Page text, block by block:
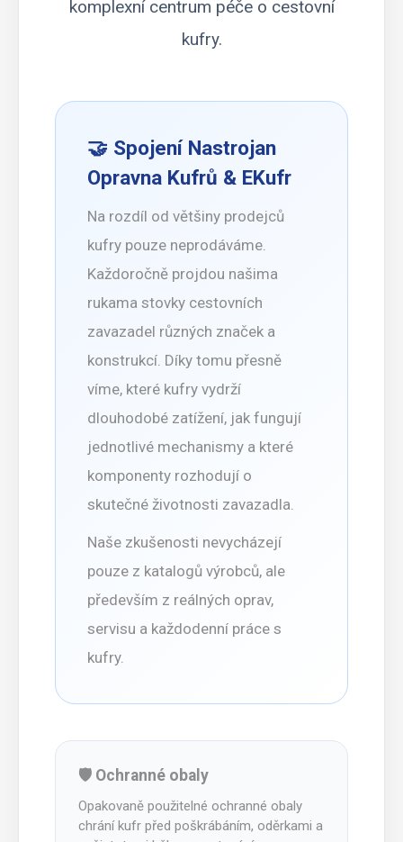
komplexní centrum péče o cestovní
kufry.
🤝 Spojení Nastrojan
Opravna Kufrů & EKufr
Na rozdíl od většiny prodejců
kufry pouze neprodáváme.
Každoročně projdou našima
rukama stovky cestovních
zavazadel různých značek a
konstrukcí. Díky tomu přesně
víme, které kufry vydrží
dlouhodobé zatížení, jak fungují
jednotlivé mechanismy a které
komponenty rozhodují o
skutečné životnosti zavazadla.
Naše zkušenosti nevycházejí
pouze z katalogů výrobců, ale
především z reálných oprav,
servisu a každodenní práce s
kufry.
🛡️ Ochranné obaly
Opakovaně použitelné ochranné obaly
chrání kufr před poškrábáním, oděrkami a